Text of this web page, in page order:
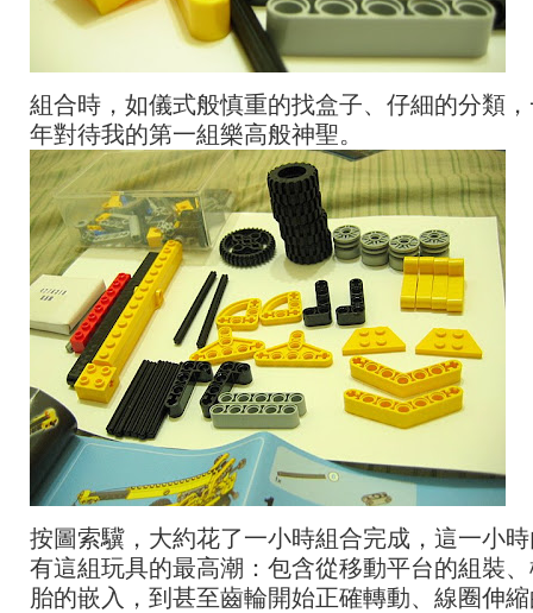
組合時，如儀式般慎重的找盒子、仔細的分類
年對待我的第一組樂高般神聖。
按圖索驥，大約花了一小時組合完成，這一小
有這組玩具的最高潮：包含從移動平台的組裝
胎的嵌入，到甚至齒輪開始正確轉動、線圈伸